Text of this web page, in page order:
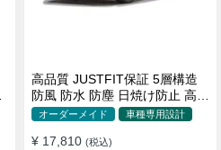
高品質 JUSTFIT保証 5層構造
防風 防水 防塵 日焼け防止 高級
ボディカバー
オーダーメイド 車種専用設計
¥ 17,810 (税込)